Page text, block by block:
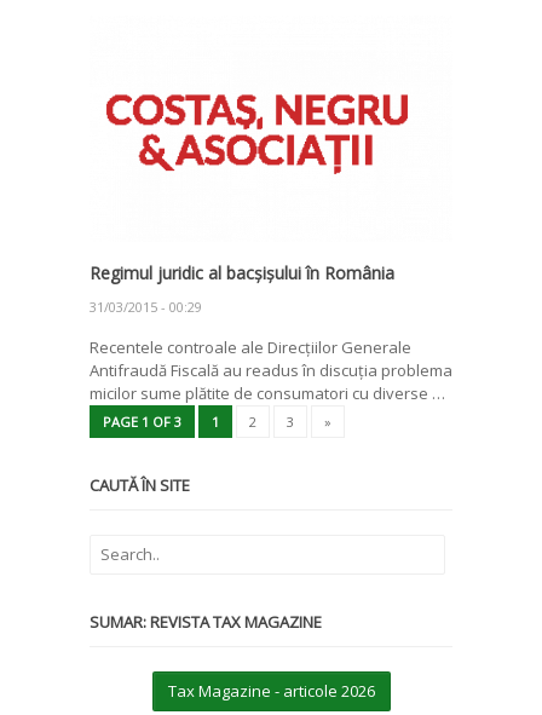
Regimul juridic al bacșișului în România
31/03/2015 - 00:29
Recentele controale ale Direcțiilor Generale
Antifraudă Fiscală au readus în discuția problema
micilor sume plătite de consumatori cu diverse …
PAGE 1 OF 3 1 2 3 »
CAUTĂ ÎN SITE
SUMAR: REVISTA TAX MAGAZINE
Tax Magazine - articole 2026